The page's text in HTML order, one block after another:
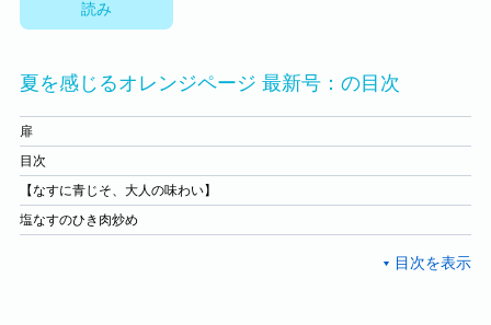
読み
夏を感じるオレンジページ 最新号：の目次
扉
目次
【なすに青じそ、大人の味わい】
塩なすのひき肉炒め